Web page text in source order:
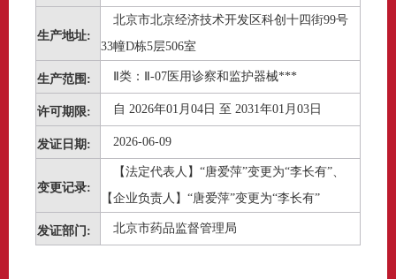
生产地址:
北京市北京经济技术开发区科创十四街99号
33幢D栋5层506室
生产范围: Ⅱ类：Ⅱ-07医用诊察和监护器械***
许可期限: 自 2026年01月04日 至 2031年01月03日
发证日期: 2026-06-09
变更记录:
【法定代表人】“唐爱萍”变更为“李长有”、
【企业负责人】“唐爱萍”变更为“李长有”
发证部门: 北京市药品监督管理局